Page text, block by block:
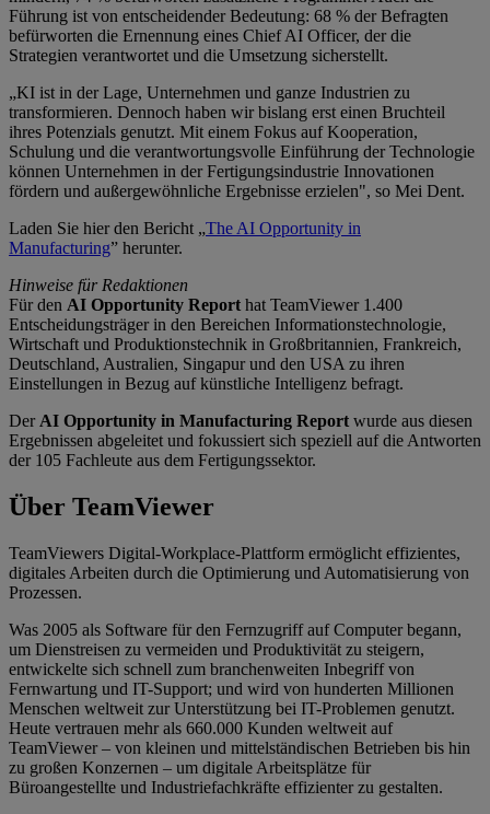
Führung ist von entscheidender Bedeutung: 68 % der Befragten
befürworten die Ernennung eines Chief AI Officer, der die
Strategien verantwortet und die Umsetzung sicherstellt.
„KI ist in der Lage, Unternehmen und ganze Industrien zu
transformieren. Dennoch haben wir bislang erst einen Bruchteil
ihres Potenzials genutzt. Mit einem Fokus auf Kooperation,
Schulung und die verantwortungsvolle Einführung der Technologie
können Unternehmen in der Fertigungsindustrie Innovationen
fördern und außergewöhnliche Ergebnisse erzielen", so Mei Dent.
Laden Sie hier den Bericht „The AI Opportunity in
Manufacturing” herunter.
Hinweise für Redaktionen
Für den AI Opportunity Report hat TeamViewer 1.400
Entscheidungsträger in den Bereichen Informationstechnologie,
Wirtschaft und Produktionstechnik in Großbritannien, Frankreich,
Deutschland, Australien, Singapur und den USA zu ihren
Einstellungen in Bezug auf künstliche Intelligenz befragt.
DerAI Opportunity in Manufacturing Report wurde aus diesen
Ergebnissen abgeleitet und fokussiert sich speziell auf die Antworten
der 105 Fachleute aus dem Fertigungssektor.
Über TeamViewer
TeamViewers Digital-Workplace-Plattform ermöglicht effizientes,
digitales Arbeiten durch die Optimierung und Automatisierung von
Prozessen.
Was 2005 als Software für den Fernzugriff auf Computer begann,
um Dienstreisen zu vermeiden und Produktivität zu steigern,
entwickelte sich schnell zum branchenweiten Inbegriff von
Fernwartung und IT-Support; und wird von hunderten Millionen
Menschen weltweit zur Unterstützung bei IT-Problemen genutzt.
Heute vertrauen mehr als 660.000 Kunden weltweit auf
TeamViewer – von kleinen und mittelständischen Betrieben bis hin
zu großen Konzernen – um digitale Arbeitsplätze für
Büroangestellte und Industriefachkräfte effizienter zu gestalten.